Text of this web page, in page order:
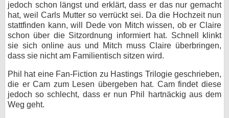
jedoch schon längst und erklärt, dass er das nur gemacht
hat, weil Carls Mutter so verrückt sei. Da die Hochzeit nun
stattfinden kann, will Dede von Mitch wissen, ob er Claire
schon über die Sitzordnung informiert hat. Schnell klinkt
sie sich online aus und Mitch muss Claire überbringen,
dass sie nicht am Familientisch sitzen wird.
Phil hat eine Fan-Fiction zu Hastings Trilogie geschrieben,
die er Cam zum Lesen übergeben hat. Cam findet diese
jedoch so schlecht, dass er nun Phil hartnäckig aus dem
Weg geht.